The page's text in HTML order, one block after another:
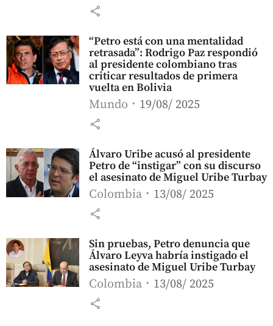
share
“Petro está con una mentalidad
retrasada”: Rodrigo Paz respondió
al presidente colombiano tras
criticar resultados de primera
vuelta en Bolivia
Mundo 19/08/ 2025
share
Álvaro Uribe acusó al presidente
Petro de “instigar” con su discurso
el asesinato de Miguel Uribe Turbay
Colombia 13/08/ 2025
share
Sin pruebas, Petro denuncia que
Álvaro Leyva habría instigado el
asesinato de Miguel Uribe Turbay
Colombia 13/08/ 2025
share